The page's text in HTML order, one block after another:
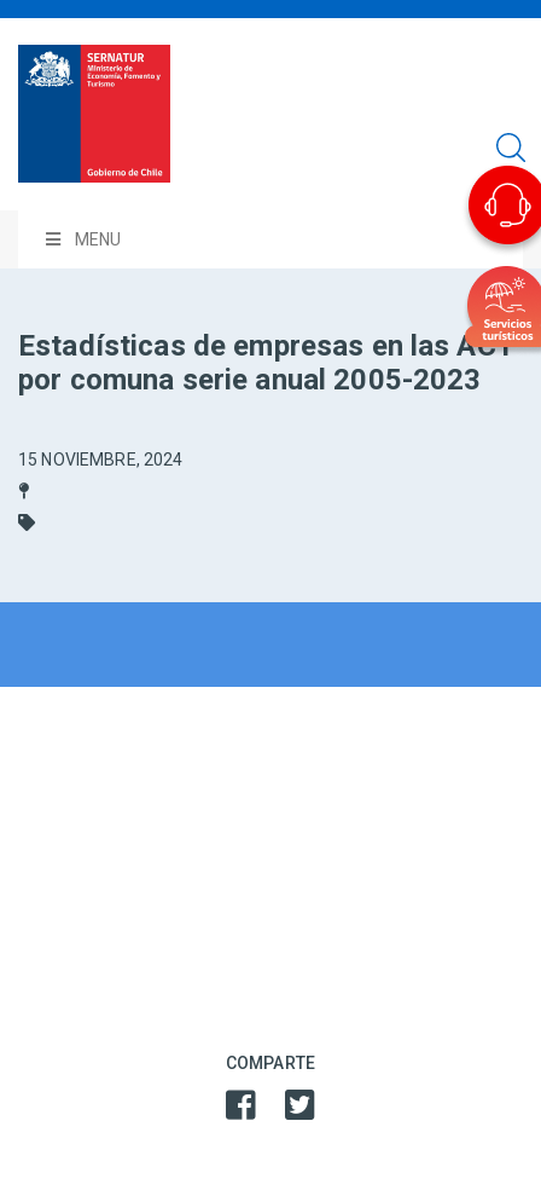
MENU
Estadísticas de empresas en las ACT
por comuna serie anual 2005-2023
15 NOVIEMBRE, 2024
COMPARTE